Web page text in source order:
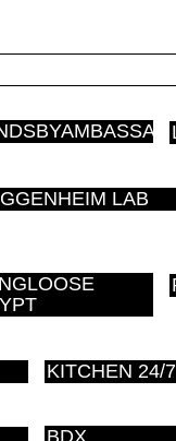
LAB
KITCHEN 24/7
BDX